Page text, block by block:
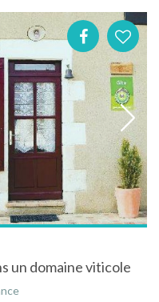
un domaine viticole